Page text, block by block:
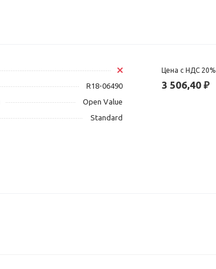
R18-06490
Open Value
Standard
Цена с НДС 20%
3 506,40 ₽